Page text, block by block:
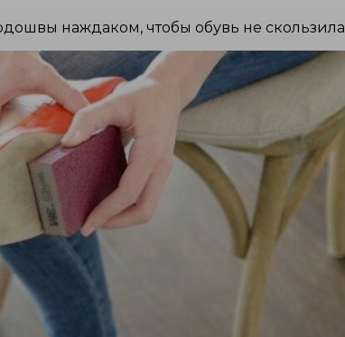
наждаком, чтобы обувь не скользила